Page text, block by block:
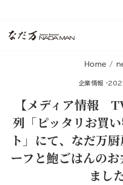
Home /
企業情報 ·
【メディア情報
列「ピッタリお買
ト」にて、なだ万
ーフと鮑ごはんの
まし